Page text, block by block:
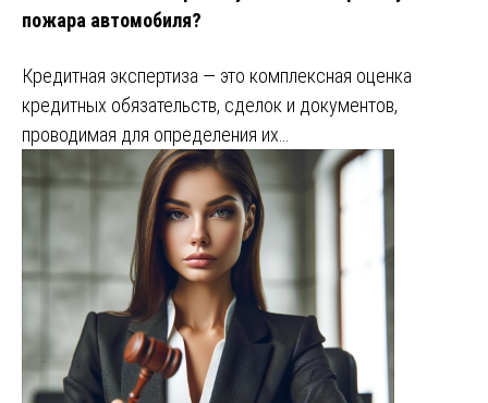
пожара автомобиля?
Кредитная экспертиза — это комплексная оценка
кредитных обязательств, сделок и документов,
проводимая для определения их…